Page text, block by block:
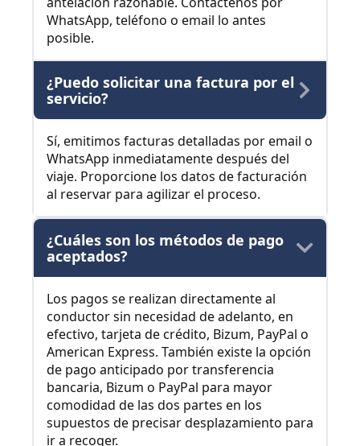
WhatsApp, teléfono o email lo antes
posible.
¿Puedo solicitar una factura por el
servicio?
Sí, emitimos facturas detalladas por email o
WhatsApp inmediatamente después del
viaje. Proporcione los datos de facturación
al reservar para agilizar el proceso.
¿Cuáles son los métodos de pago
aceptados?
Los pagos se realizan directamente al
conductor sin necesidad de adelanto, en
efectivo, tarjeta de crédito, Bizum, PayPal o
American Express. También existe la opción
de pago anticipado por transferencia
bancaria, Bizum o PayPal para mayor
comodidad de las dos partes en los
supuestos de precisar desplazamiento para
ir a recoger.